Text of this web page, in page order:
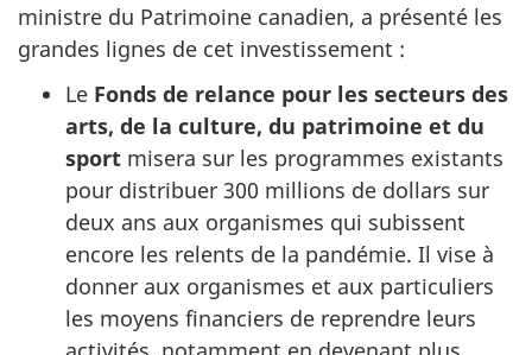
ministre du Patrimoine canadien, a présenté les
grandes lignes de cet investissement :
Le Fonds de relance pour les secteurs des
arts, de la culture, du patrimoine et du
sport misera sur les programmes existants
pour distribuer 300 millions de dollars sur
deux ans aux organismes qui subissent
encore les relents de la pandémie. Il vise à
donner aux organismes et aux particuliers
les moyens financiers de reprendre leurs